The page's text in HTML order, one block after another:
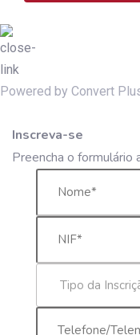
Powered by Convert
Inscreva-se
Preencha o formulário